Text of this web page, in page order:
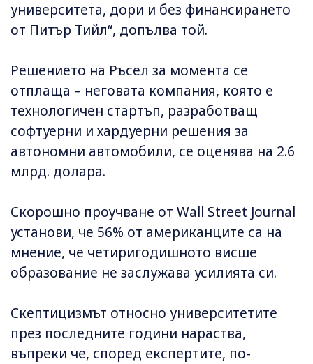
университета, дори и без финансирането
от Питър Тийл“, допълва той.
Решението на Ръсел за момента се
отплаща – неговата компания, която е
технологичен стартъп, разработващ
софтуерни и хардуерни решения за
автономни автомобили, се оценява на 2.6
млрд. долара.
Скорошно проучване от Wall Street Journal
установи, че 56% от американците са на
мнение, че четиригодишното висше
образование не заслужава усилията си.
Скептицизмът относно университетите
през последните години нараства,
въпреки че, според експертите, по-